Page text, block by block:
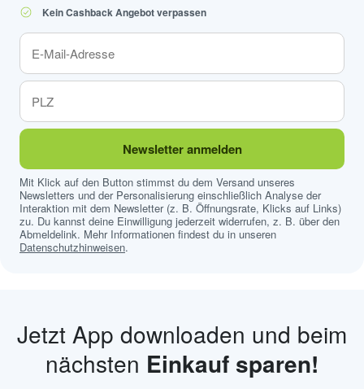
Kein Cashback Angebot verpassen
Newsletter anmelden
Mit Klick auf den Button stimmst du dem Versand unseres
Newsletters und der Personalisierung einschließlich Analyse der
Interaktion mit dem Newsletter (z. B. Öffnungsrate, Klicks auf Links)
zu. Du kannst deine Einwilligung jederzeit widerrufen, z. B. über den
Abmeldelink. Mehr Informationen findest du in unseren
Datenschutzhinweisen.
Jetzt App downloaden und beim
nächsten Einkauf sparen!